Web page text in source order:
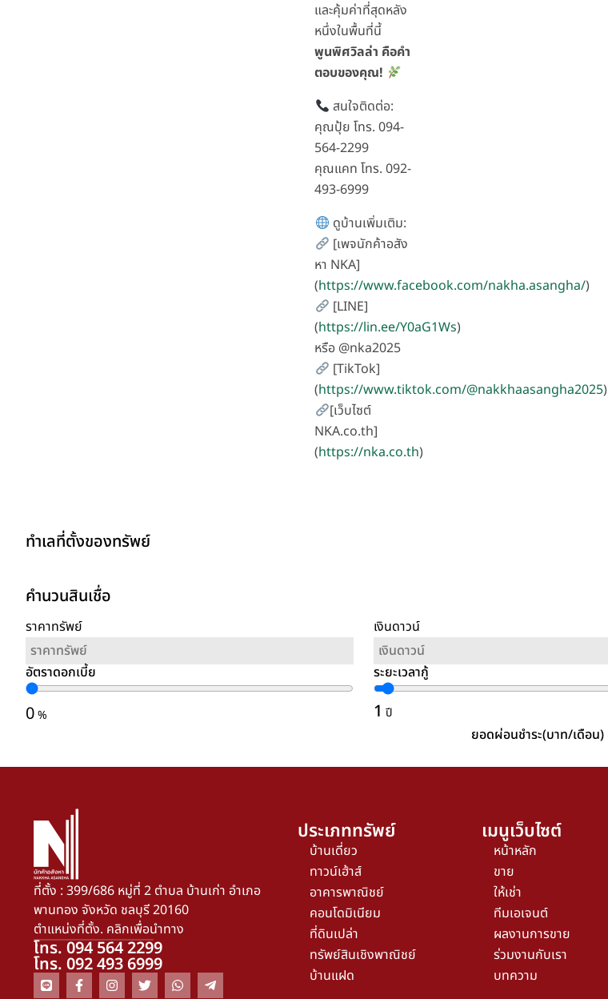
และคุ้มค่าที่สุดหลัง
หนึ่งในพื้นที่นี้
พูนพิศวิลล่า คือคำ
ตอบของคุณ!
สนใจติดต่อ:
คุณปุ้ย โทร. 094-
564-2299
คุณแคท โทร. 092-
493-6999
ดูบ้านเพิ่มเติม:
[เพจนักค้าอสัง
หา NKA]
(https://www.facebook.com/nakha.asangha/)
[LINE]
(https://lin.ee/Y0aG1Ws)
หรือ @nka2025
[TikTok]
(https://www.tiktok.com/@nakkhaasangha2025)
[เว็บไซต์
NKA.co.th]
(https://nka.co.th)
ทำเลที่ตั้งของทรัพย์
คำนวนสินเชื่อ
ราคาทรัพย์ เงินดาวน์
อัตราดอกเบี้ย
0%
ระยะเวลากู้
1 ปี
ยอดผ่อนชำระ(บาท/เดือน)
ที่ตั้ง : 399/686 หมู่ที่ 2 ตำบล บ้านเก่า อำเภอ
พานทอง จังหวัด ชลบุรี 20160
ตำแหน่งที่ตั้ง. คลิกเพื่อนำทาง
โทร. 094 564 2299
โทร. 092 493 6999
ประเภททรัพย์
บ้านเดี่ยว
ทาวน์เฮ้าส์
อาคารพาณิชย์
คอนโดมิเนียม
ที่ดินเปล่า
ทรัพย์สินเชิงพาณิชย์
บ้านแฝด
เมนูเว็บไซต์
หน้าหลัก
ขาย
ให้เช่า
ทีมเอเจนต์
ผลงานการขาย
ร่วมงานกับเรา
บทความ